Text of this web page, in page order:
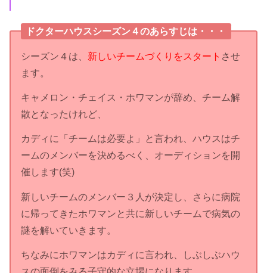
ドクターハウスシーズン４のあらすじは・・・
シーズン４は、 新しいチームづくりをスタート させ
ます。
キャメロン・チェイス・ホワマンが辞め、チーム解
散となったけれど、
カディに「チームは必要よ」と言われ、ハウスはチ
ームのメンバーを決めるべく、オーディションを開
催します(笑)
新しいチームのメンバー３人が決定し、さらに病院
に帰ってきたホワマンと共に新しいチームで病気の
謎を解いていきます。
ちなみにホワマンはカディに言われ、しぶしぶハウ